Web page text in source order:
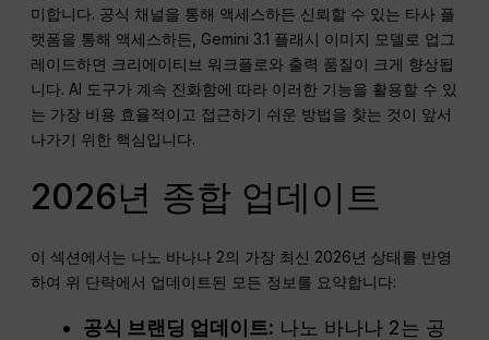
미합니다. 공식 채널을 통해 액세스하든 신뢰할 수 있는 타사 플
랫폼을 통해 액세스하든, Gemini 3.1 플래시 이미지 모델로 업그
레이드하면 크리에이티브 워크플로와 출력 품질이 크게 향상됩
니다. AI 도구가 계속 진화함에 따라 이러한 기능을 활용할 수 있
는 가장 비용 효율적이고 접근하기 쉬운 방법을 찾는 것이 앞서
나가기 위한 핵심입니다.
2026년 종합 업데이트
이 섹션에서는 나노 바나나 2의 가장 최신 2026년 상태를 반영
하여 위 단락에서 업데이트된 모든 정보를 요약합니다:
공식 브랜딩 업데이트: 나노 바나나 2는 공